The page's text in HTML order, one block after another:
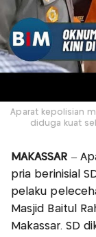
Aparat kepolisian
diduga kuat
MAKASSAR –
pria berinisial
pelaku
Masjid Baitul
Makassar. SD